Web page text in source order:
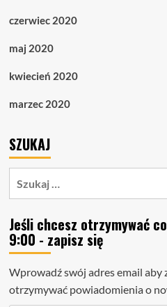
czerwiec 2020
maj 2020
kwiecień 2020
marzec 2020
SZUKAJ
Jeśli chcesz otrzymywać
9:00 - zapisz się
Wprowadź swój adres email aby
otrzymywać powiadomienia o